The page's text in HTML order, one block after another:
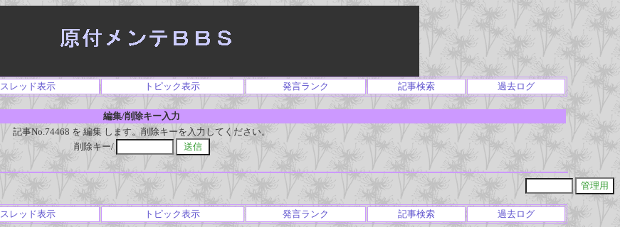
スレッド表示 トピック表示 発言ランク 記事検索 過去ログ
編集/削除キー入力
記事No.74468 を 編集 します。削除キーを入力してください。
削除キー/
スレッド表示 トピック表示 発言ランク 記事検索 過去ログ